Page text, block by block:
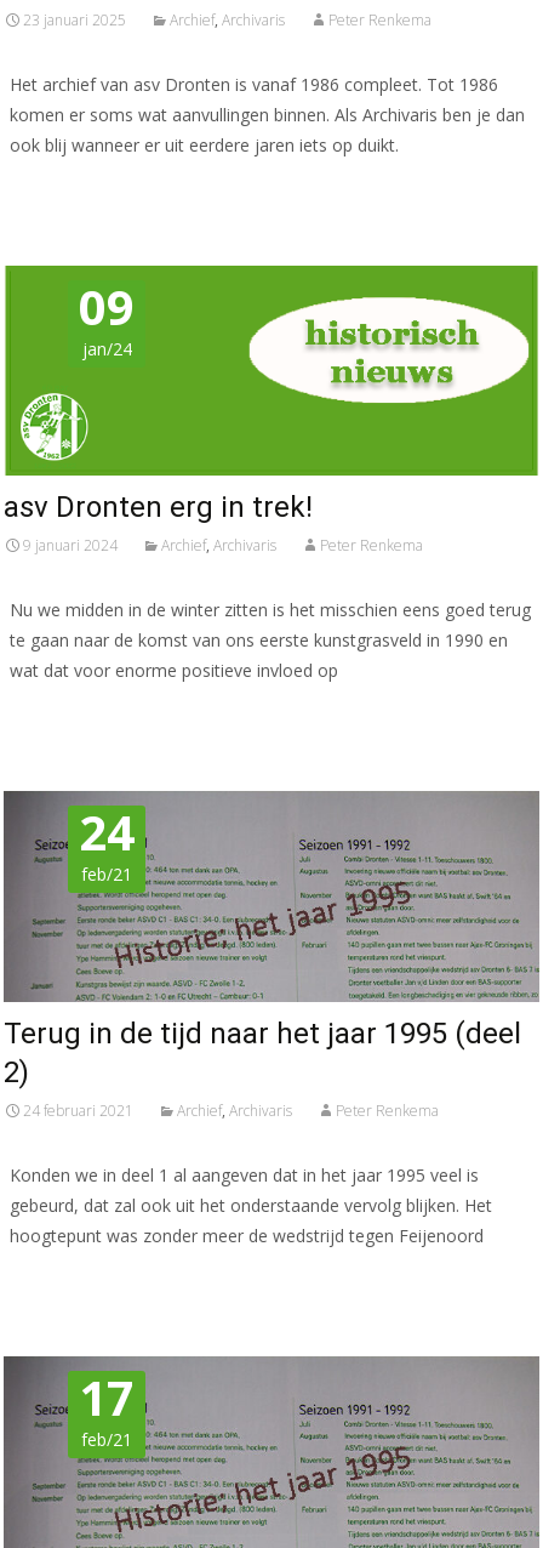
23 januari 2025 Archief, Archivaris Peter Renkema
Het archief van asv Dronten is vanaf 1986 compleet. Tot 1986
komen er soms wat aanvullingen binnen. Als Archivaris ben je dan
ook blij wanneer er uit eerdere jaren iets op duikt.
09
jan/24
asv Dronten erg in trek!
9 januari 2024 Archief, Archivaris Peter Renkema
Nu we midden in de winter zitten is het misschien eens goed terug
te gaan naar de komst van ons eerste kunstgrasveld in 1990 en
wat dat voor enorme positieve invloed op
24
feb/21
Terug in de tijd naar het jaar 1995 (deel
2)
24 februari 2021 Archief, Archivaris Peter Renkema
Konden we in deel 1 al aangeven dat in het jaar 1995 veel is
gebeurd, dat zal ook uit het onderstaande vervolg blijken. Het
hoogtepunt was zonder meer de wedstrijd tegen Feijenoord
17
feb/21